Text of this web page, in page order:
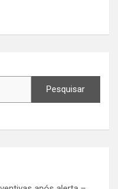
Pesquisar